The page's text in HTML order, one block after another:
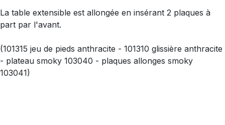
La table extensible est allongée en insérant 2 plaques à
part par l'avant.
(101315 jeu de pieds anthracite - 101310 glissière anthracite
- plateau smoky 103040 - plaques allonges smoky
103041)